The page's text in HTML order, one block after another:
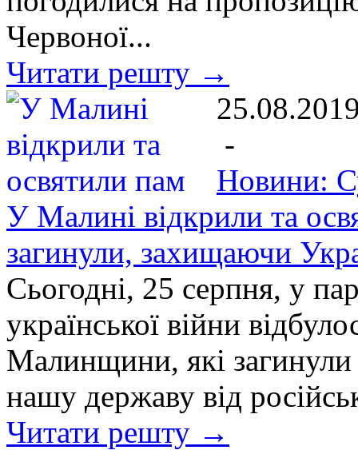
Червоної...
Читати решту →
-
Новини:
У Малині відкрили та
загинули, захищаючи
Сьогодні, 25 серпня, у
української війни
Малинщини, які
нашу державу від
Читати решту →